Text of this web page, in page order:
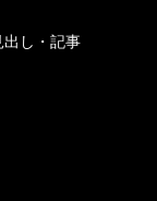
出し・記事